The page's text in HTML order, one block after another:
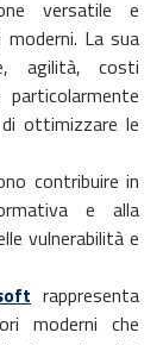
versatile e
La sua
agilità, costi
ottimizzare le
contribuire in
e alla
vulnerabilità e
rappresenta
moderni che